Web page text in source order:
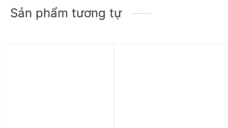
Sản phẩm tương tự